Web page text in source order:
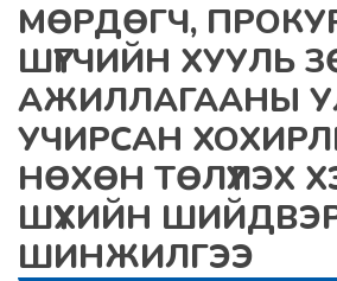
МӨРДӨГЧ,
ШҮҮГЧИЙН ХУУЛЬ
АЖИЛЛАГААНЫ
УЧИРСАН
НӨХӨН ТӨЛҮҮЛЭХ
ШҮҮХИЙН
ШИНЖИЛГЭЭ